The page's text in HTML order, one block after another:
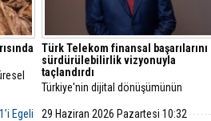
489
Türk Telekom finansal başarılarını
sürdürülebilirlik vizyonuyla
taçlandırdı
Türkiye'nin dijital dönüşümünün
başarılarını sürdürülebilirlik odaklı
Egeli 29 Haziran 2026 Pazartesi 10:32